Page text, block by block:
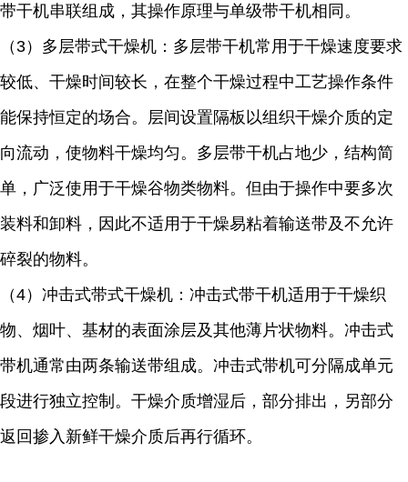
带干机串联组成，其操作原理与单级带干机相同。
（3）多层带式干燥机：多层带干机常用于干燥速度要求
较低、干燥时间较长，在整个干燥过程中工艺操作条件
能保持恒定的场合。层间设置隔板以组织干燥介质的定
向流动，使物料干燥均匀。多层带干机占地少，结构简
单，广泛使用于干燥谷物类物料。但由于操作中要多次
装料和卸料，因此不适用于干燥易粘着输送带及不允许
碎裂的物料。
（4）冲击式带式干燥机：冲击式带干机适用于干燥织
物、烟叶、基材的表面涂层及其他薄片状物料。冲击式
带机通常由两条输送带组成。冲击式带机可分隔成单元
段进行独立控制。干燥介质增湿后，部分排出，另部分
返回掺入新鲜干燥介质后再行循环。